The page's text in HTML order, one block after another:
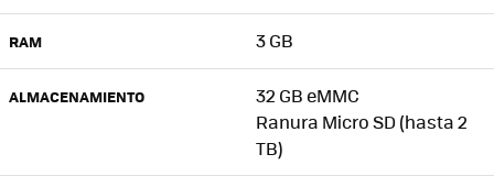
RAM 3 GB
ALMACENAMIENTO
32 GB eMMC
Ranura Micro SD (hasta 2
TB)